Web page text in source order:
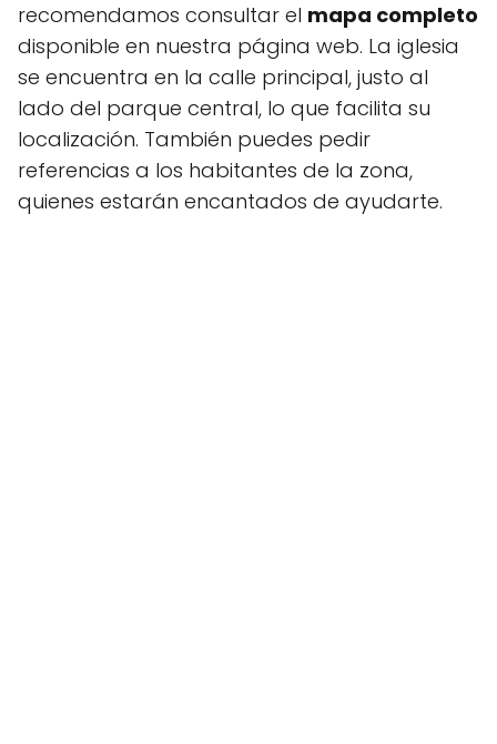
recomendamos consultar el mapa completo
disponible en nuestra página web. La iglesia
se encuentra en la calle principal, justo al
lado del parque central, lo que facilita su
localización. También puedes pedir
referencias a los habitantes de la zona,
quienes estarán encantados de ayudarte.